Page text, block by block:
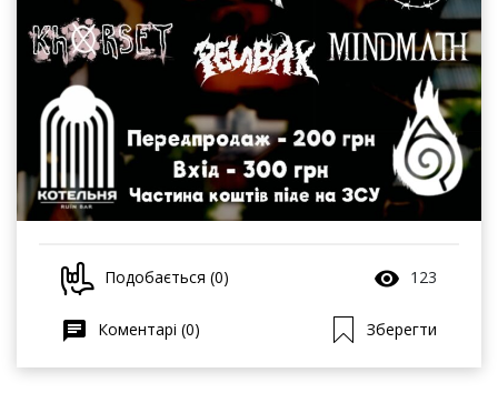
Подобається (0) 123
Коментарі (0) Зберегти